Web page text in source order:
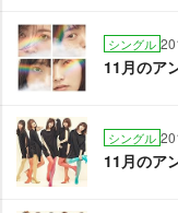
シングル
11月のア
シングル
11月のア